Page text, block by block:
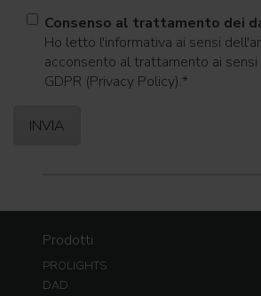
Consenso al trattamento dei
Ho letto l'informativa ai sensi
acconsento al trattamento ai
GDPR (Privacy Policy).*
Prodotti
PROLIGHTS
DAD